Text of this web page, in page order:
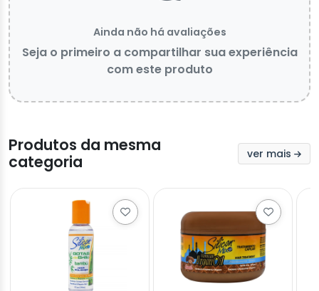
Ainda não há avaliações
Seja o primeiro a compartilhar sua experiência
com este produto
Produtos da mesma
categoria
ver mais